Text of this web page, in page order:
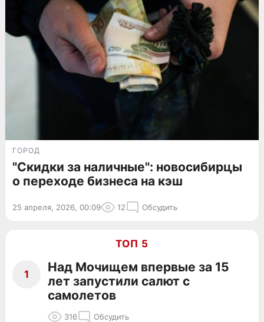
ГОРОД
"Скидки за наличные": новосибирцы
о переходе бизнеса на кэш
25 апреля, 2026, 00:09 12 Обсудить
ТОП 5
1
Над Мочищем впервые за 15
лет запустили салют с
самолетов
316 Обсудить